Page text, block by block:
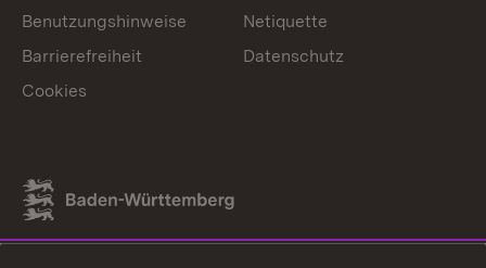
Link zum Landesportal
Benutzungshinweise
Netiquette
Barrierefreiheit
Datenschutz
Cookies